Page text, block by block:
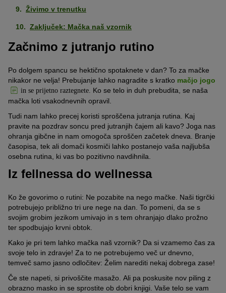
Živimo v trenutku
Zaključek: Mačka naš vzornik
Začnimo z jutranjo rutino
Po dolgem spancu se hektično spotaknete v dan? To za mačke
nikakor ne velja! Prebujanje lahko nagradite s kratko mačjo jogo
in se prijetno raztegnete. Ko se telo in duh prebudita, se naša
mačka loti vsakodnevnih opravil.
Tudi nam lahko precej koristi sproščena jutranja rutina. Kaj
pravite na pozdrav soncu pred jutranjih čajem ali kavo? Joga nas
ohranja gibčne in nam omogoča sproščen začetek dneva. Branje
časopisa, tek ali domači kosmiči lahko postanejo vaša najljubša
osebna rutina, ki vas bo pozitivno navdihnila.
Iz fellnessa do wellnessa
Ko že govorimo o rutini: Ne pozabite na nego mačke. Naši tigrčki
potrebujejo približno tri ure nege na dan. To pomeni, da se s
svojim grobim jezikom umivajo in s tem ohranjajo dlako prožno
ter spodbujajo krvni obtok.
Kako je pri tem lahko mačka naš vzornik? Da si vzamemo čas za
svoje telo in zdravje! Za to ne potrebujemo več ur dnevno,
temveč samo jasno odločitev: Želim narediti nekaj dobrega zase!
Če ste napeti, si privoščite masažo. Ali pa poskusite nov piling z
obrazno masko in se sprostite ob dobri knjigi. Vaše telo se vam